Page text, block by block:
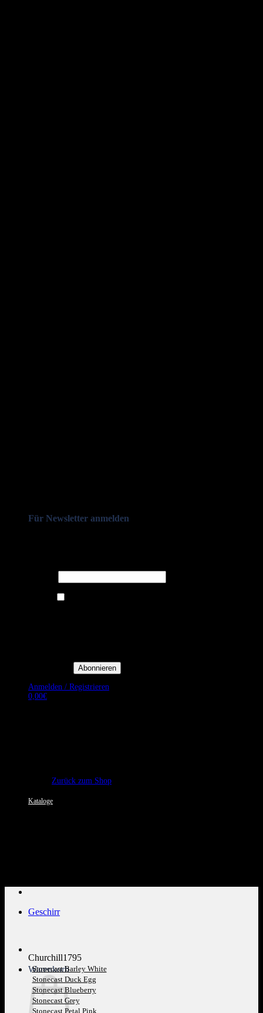
Für Newsletter anmelden
Anmelden / Registrieren
0,00€
Zurück zum Shop
Kataloge
Warenkorb
Geschirr
Churchill1795
Stonecast Barley White
Stonecast Duck Egg
Stonecast Blueberry
Stonecast Grey
Stonecast Petal Pink